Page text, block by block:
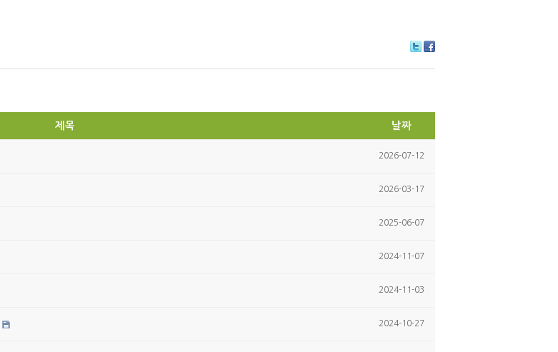
itte ce
제목 날짜
2026-07-12
2026-03-17
2025-06-07
2024-11-07
2024-11-03
2024-10-27